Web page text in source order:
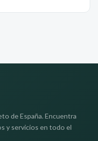
de España. Encuentra
y servicios en todo el